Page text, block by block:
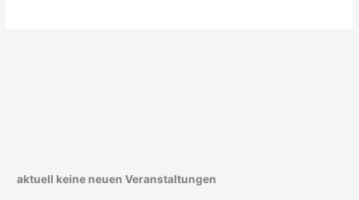
aktuell keine neuen Veranstaltungen